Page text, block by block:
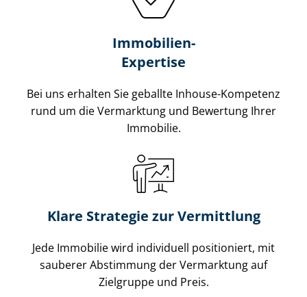
Immobilien-
Expertise
Bei uns erhalten Sie geballte Inhouse-Kompetenz
rund um die Vermarktung und Bewertung Ihrer
Immobilie.
Klare Strategie zur Vermittlung
Jede Immobilie wird individuell positioniert, mit
sauberer Abstimmung der Vermarktung auf
Zielgruppe und Preis.